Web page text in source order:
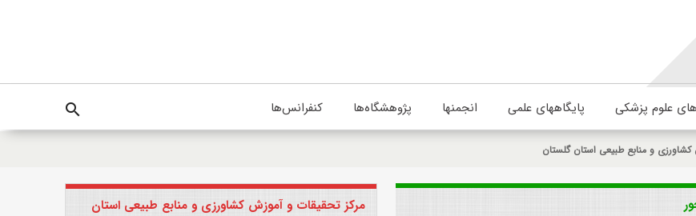
علوم پزشکی پایگاههای علمی انجمنها پژوهشگاه‌ها کنفرانس‌ها search
و منابع طبیعی استان گلستان
مرکز تحقیقات و آموزش کشاورزی و منابع طبیعی استان